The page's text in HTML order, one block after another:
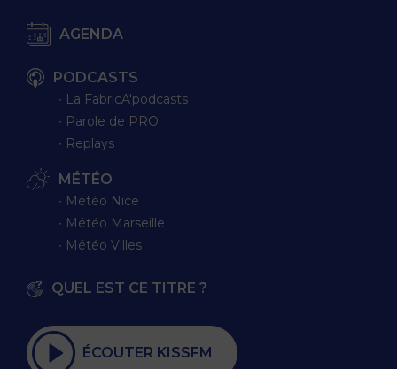
AGENDA
PODCASTS
∙ La FabricA'podcasts
∙ Parole de PRO
∙ Replays
MÉTÉO
∙ Météo Nice
∙ Météo Marseille
∙ Météo Villes
QUEL EST CE TITRE ?
ÉCOUTER KISSFM